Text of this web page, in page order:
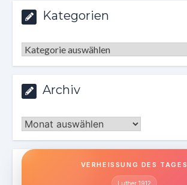
Kategorien
Kategorien
Archiv
Archiv
VERHEISSUNG DES TAGES
Luther 1912